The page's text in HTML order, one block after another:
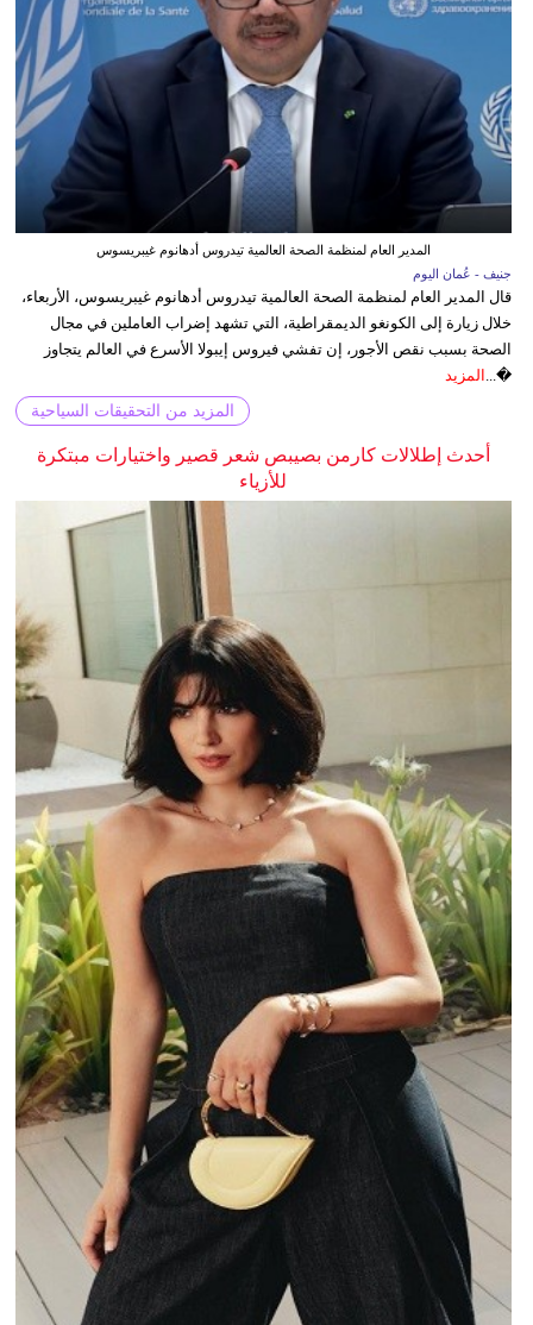
المدير العام لمنظمة الصحة العالمية تيدروس أدهانوم غيبريسوس
جنيف - عُمان اليوم
قال المدير العام لمنظمة الصحة العالمية تيدروس أدهانوم غيبريسوس، الأربعاء،
خلال زيارة إلى الكونغو الديمقراطية، التي تشهد إضراب العاملين في مجال
الصحة بسبب نقص الأجور، إن تفشي فيروس إيبولا الأسرع في العالم يتجاوز
�... المزيد
المزيد من التحقيقات السياحية
أحدث إطلالات كارمن بصيبص شعر قصير واختيارات مبتكرة
للأزياء